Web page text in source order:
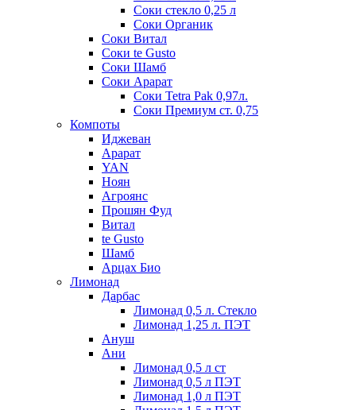
Соки стекло 0,25 л
Соки Органик
Соки Витал
Соки te Gusto
Соки Шамб
Соки Арарат
Соки Tetra Pak 0,97л.
Соки Премиум ст. 0,75
Компоты
Иджеван
Арарат
YAN
Ноян
Агроянс
Прошян Фуд
Витал
te Gusto
Шамб
Арцах Био
Лимонад
Дарбас
Лимонад 0,5 л. Стекло
Лимонад 1,25 л. ПЭТ
Ануш
Ани
Лимонад 0,5 л ст
Лимонад 0,5 л ПЭТ
Лимонад 1,0 л ПЭТ